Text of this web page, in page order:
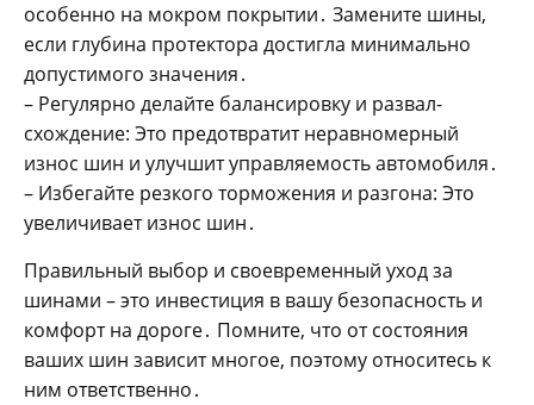
особенно на мокром покрытии․ Замените шины‚
если глубина протектора достигла минимально
допустимого значения․
– Регулярно делайте балансировку и развал-
схождение: Это предотвратит неравномерный
износ шин и улучшит управляемость автомобиля․
– Избегайте резкого торможения и разгона: Это
увеличивает износ шин․
Правильный выбор и своевременный уход за
шинами – это инвестиция в вашу безопасность и
комфорт на дороге․ Помните‚ что от состояния
ваших шин зависит многое‚ поэтому относитесь к
ним ответственно․